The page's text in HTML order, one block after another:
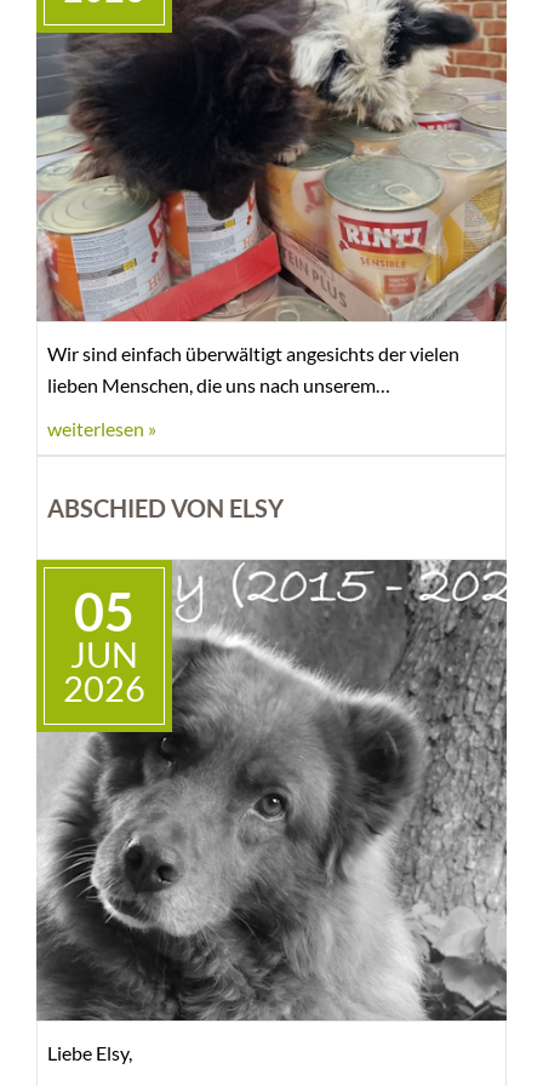
ihre Kräfte auf andere Aufgaben zu konzentrieren und
danken ihr an dieser Stelle für ihr langjähriges
Engagement und ihre Unterstützung und freuen uns
sehr, dass sie unserem Tierheim weiterhin verbunden
bleibt!
Wir sind einfach überwältigt angesichts der vielen
lieben Menschen, die uns nach unserem
weiterlesen »
ABSCHIED VON ELSY
05
JUN
2026
Liebe Elsy,